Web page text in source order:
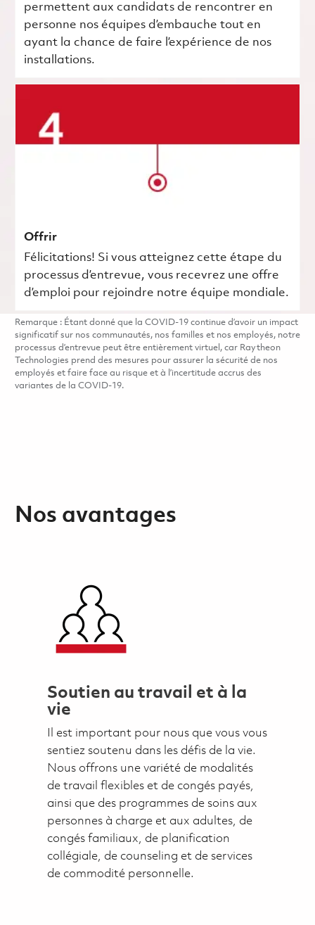
permettent aux candidats de rencontrer en
personne nos équipes d’embauche tout en
ayant la chance de faire l’expérience de nos
installations.
Offrir
Félicitations! Si vous atteignez cette étape du
processus d’entrevue, vous recevrez une offre
d’emploi pour rejoindre notre équipe mondiale.
Remarque : Étant donné que la COVID-19 continue d’avoir un impact
significatif sur nos communautés, nos familles et nos employés, notre
processus d’entrevue peut être entièrement virtuel, car Raytheon
Technologies prend des mesures pour assurer la sécurité de nos
employés et faire face au risque et à l’incertitude accrus des
variantes de la COVID-19.
Nos avantages
Soutien au travail et à la
vie
Il est important pour nous que vous vous
sentiez soutenu dans les défis de la vie.
Nous offrons une variété de modalités
de travail flexibles et de congés payés,
ainsi que des programmes de soins aux
personnes à charge et aux adultes, de
congés familiaux, de planification
collégiale, de counseling et de services
de commodité personnelle.